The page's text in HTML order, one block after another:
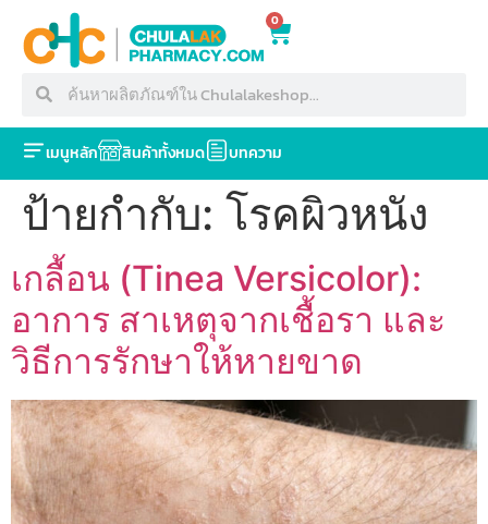
0
เมนูหลัก สินค้าทั้งหมด บทความ
ป้ายกำกับ: โรคผิวหนัง
เกลื้อน (Tinea Versicolor):
อาการ สาเหตุจากเชื้อรา และ
วิธีการรักษาให้หายขาด